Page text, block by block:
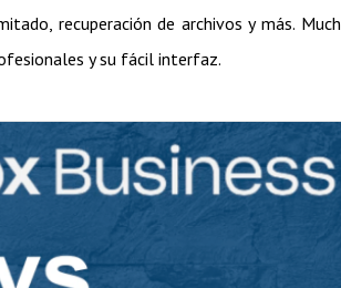
recuperación de archivos y más.
y su fácil interfaz.